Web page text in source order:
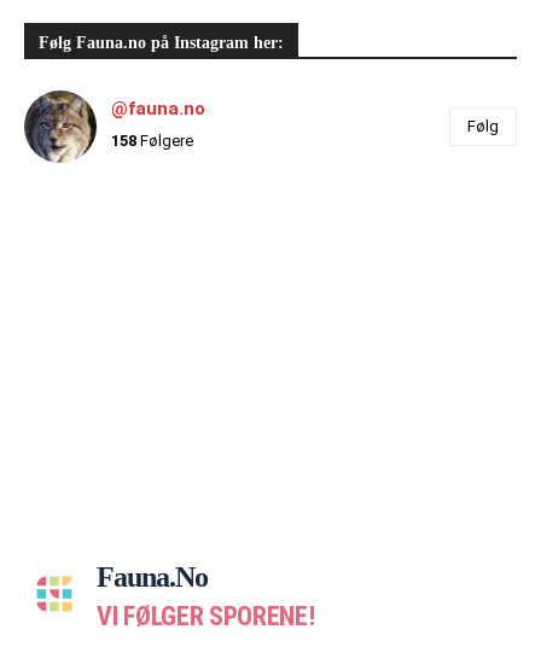
Følg Fauna.no på Instagram her:
@fauna.no
158 Følgere
Følg
Fauna.no
VI FØLGER SPORENE!